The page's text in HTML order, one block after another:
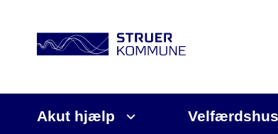
Akut hjælp